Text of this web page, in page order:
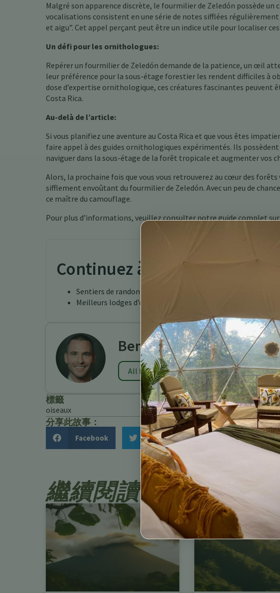
Malgré son apparence discrète, le fourmilier de Zeledón possède
vocalisations consistent en une série de notes sifflées
et aigu”. Cet appel perçant peut être un indice utile pour localiser
Un défi pour les ornithologues:
Repérer un fourmilier de Zeledón demande de la patience, un œil
leur préférence pour la sous-étage forestier les rendent difficiles à
dose d’expertise ornithologique, ces créatures fascinantes peuvent
Costa Rica.
Au-delà de l’article:
Si vous planifiez une aventure au Costa Rica et que vous êtes
faire appel à des guides ornithologiques expérimentés. Ils
naviguer dans la sous-étage de la forêt tropicale et augmenter vos
Alors, la prochaine fois que vous vous retrouverez au cœur des
sifflement envoûtant du fourmilier de Zeledón. Avec un peu de
ce maître du camouflage.
Pour plus d’informations, veuillez consulter notre guide complet
Continuez à explorer
Sentiers de randonnée au Costa Rica
Meilleurs lodges d’observation des oiseaux au Costa Rica
Benjamin Charbonneau,
All Posts
標籤
oiseaux
分享此故事：
Facebook Twitter LinkedIn
繼續閱讀